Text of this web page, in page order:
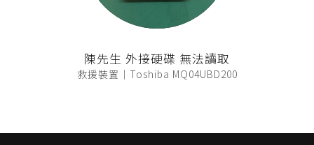
陳先生 外接硬碟 無法讀取
救援裝置｜Toshiba MQ04UBD200